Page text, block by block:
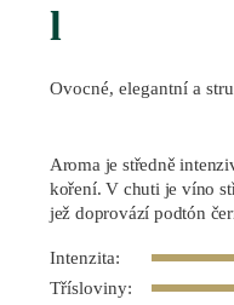
l
Ovocné, elegantní a
Aroma je středně
koření. V chuti je víno
jež doprovází podtón
Intenzita:
Třísloviny: